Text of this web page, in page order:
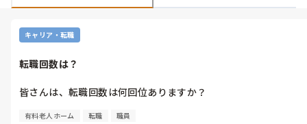
キャリア・転職
転職回数は？
皆さんは、転職回数は何回位ありますか？
有料老人ホーム 転職 職員